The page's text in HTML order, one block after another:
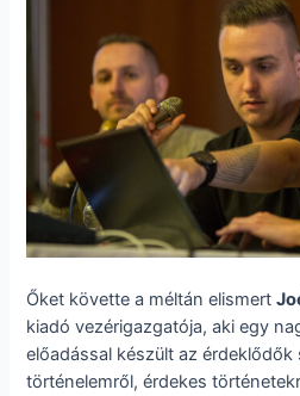
Őket követte a méltán elismert
kiadó vezérigazgatója, aki egy
előadással készült az érdeklődők
történelemről, érdekes